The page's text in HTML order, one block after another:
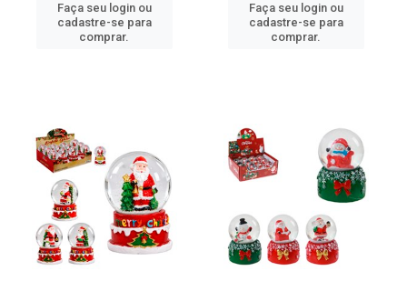
Faça seu login ou
cadastre-se para
comprar.
Faça seu login ou
cadastre-se para
comprar.